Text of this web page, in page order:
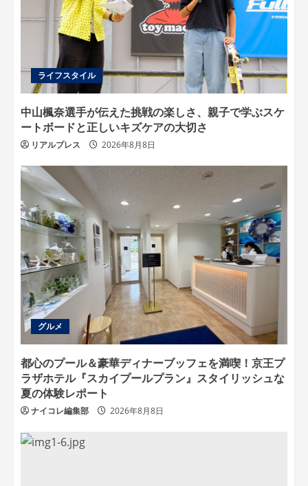
ライフスタイル
中山楓奈選手が伝えた挑戦の楽しさ、親子で学ぶスケ
ートボードと正しいキズケアの大切さ
リアルプレス 2026年8月8日
グルメ
都心のプール＆豪華ディナーブッフェを満喫！京王プ
ラザホテル『スカイプールプラン』スタイリッシュな
夏の体験レポート
ナイコレ編集部 2026年8月8日